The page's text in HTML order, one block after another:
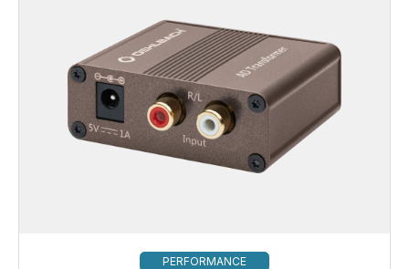
PERFORMANCE